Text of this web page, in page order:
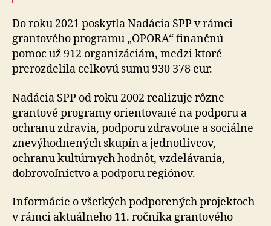
Do roku 2021 poskytla Nadácia SPP v rámci
grantového programu „OPORA“ finančnú
pomoc už 912 organizáciám, medzi ktoré
prerozdelila celkovú sumu 930 378 eur.
Nadácia SPP od roku 2002 realizuje rôzne
grantové programy orientované na podporu a
ochranu zdravia, podporu zdravotne a sociálne
znevýhodnených skupín a jednotlivcov,
ochranu kultúrnych hodnôt, vzdelávania,
dobrovoľníctvo a podporu regiónov.
Informácie o všetkých podporených projektoch
v rámci aktuálneho 11. ročníka grantového